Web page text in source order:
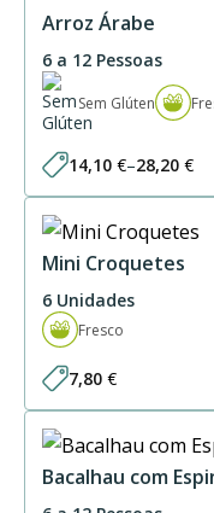
Arroz Árabe
6 a 12 Pessoas
Sem Glúten
14,10 €–28,20 €
Price
range:
through
28,20 €
Mini Croquetes
6 Unidades
Fresco
7,80 €
Bacalhau com